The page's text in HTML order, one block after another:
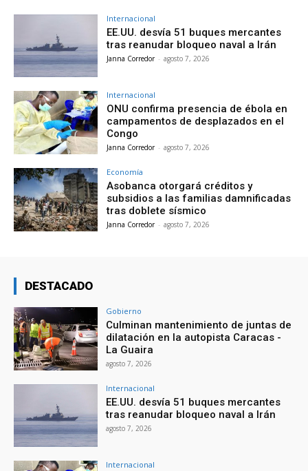
Internacional
EE.UU. desvía 51 buques mercantes
tras reanudar bloqueo naval a Irán
Janna Corredor - agosto 7, 2026
Internacional
ONU confirma presencia de ébola en
campamentos de desplazados en el
Congo
Janna Corredor - agosto 7, 2026
Economía
Asobanca otorgará créditos y
subsidios a las familias damnificadas
tras doblete sísmico
Janna Corredor - agosto 7, 2026
DESTACADO
Gobierno
Culminan mantenimiento de juntas de
dilatación en la autopista Caracas -
La Guaira
agosto 7, 2026
Internacional
EE.UU. desvía 51 buques mercantes
tras reanudar bloqueo naval a Irán
agosto 7, 2026
Internacional